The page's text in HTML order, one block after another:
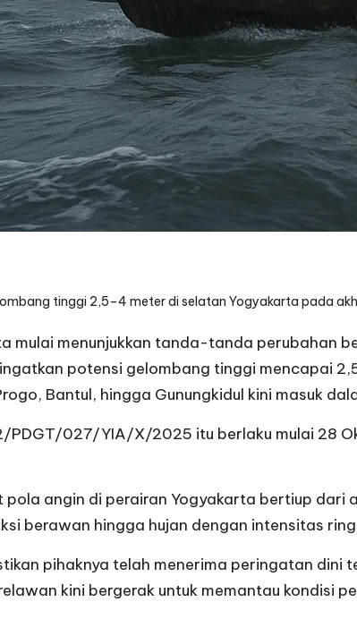
tinggi 2,5–4 meter di selatan Yogyakarta pada
mulai menunjukkan tanda-tanda perubahan
potensi gelombang tinggi mencapai
Bantul, hingga Gunungkidul kini masuk
PDGT/027/YIA/X/2025 itu berlaku mulai 28
pola angin di perairan Yogyakarta bertiup
berawan hingga hujan dengan intensitas
pihaknya telah menerima peringatan
kini bergerak untuk memantau kondisi